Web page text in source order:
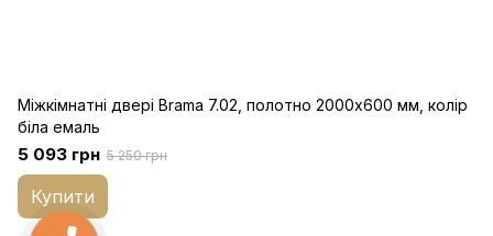
Міжкімнатні двері Brama 7.02, полотно 2000х600 мм, колір
біла емаль
5 093 грн 5 250 грн
Купити